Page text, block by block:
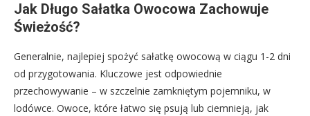
Jak Długo Sałatka Owocowa Zachowuje
Świeżość?
Generalnie, najlepiej spożyć sałatkę owocową w ciągu 1-2 dni
od przygotowania. Kluczowe jest odpowiednie
przechowywanie – w szczelnie zamkniętym pojemniku, w
lodówce. Owoce, które łatwo się psują lub ciemnieją, jak